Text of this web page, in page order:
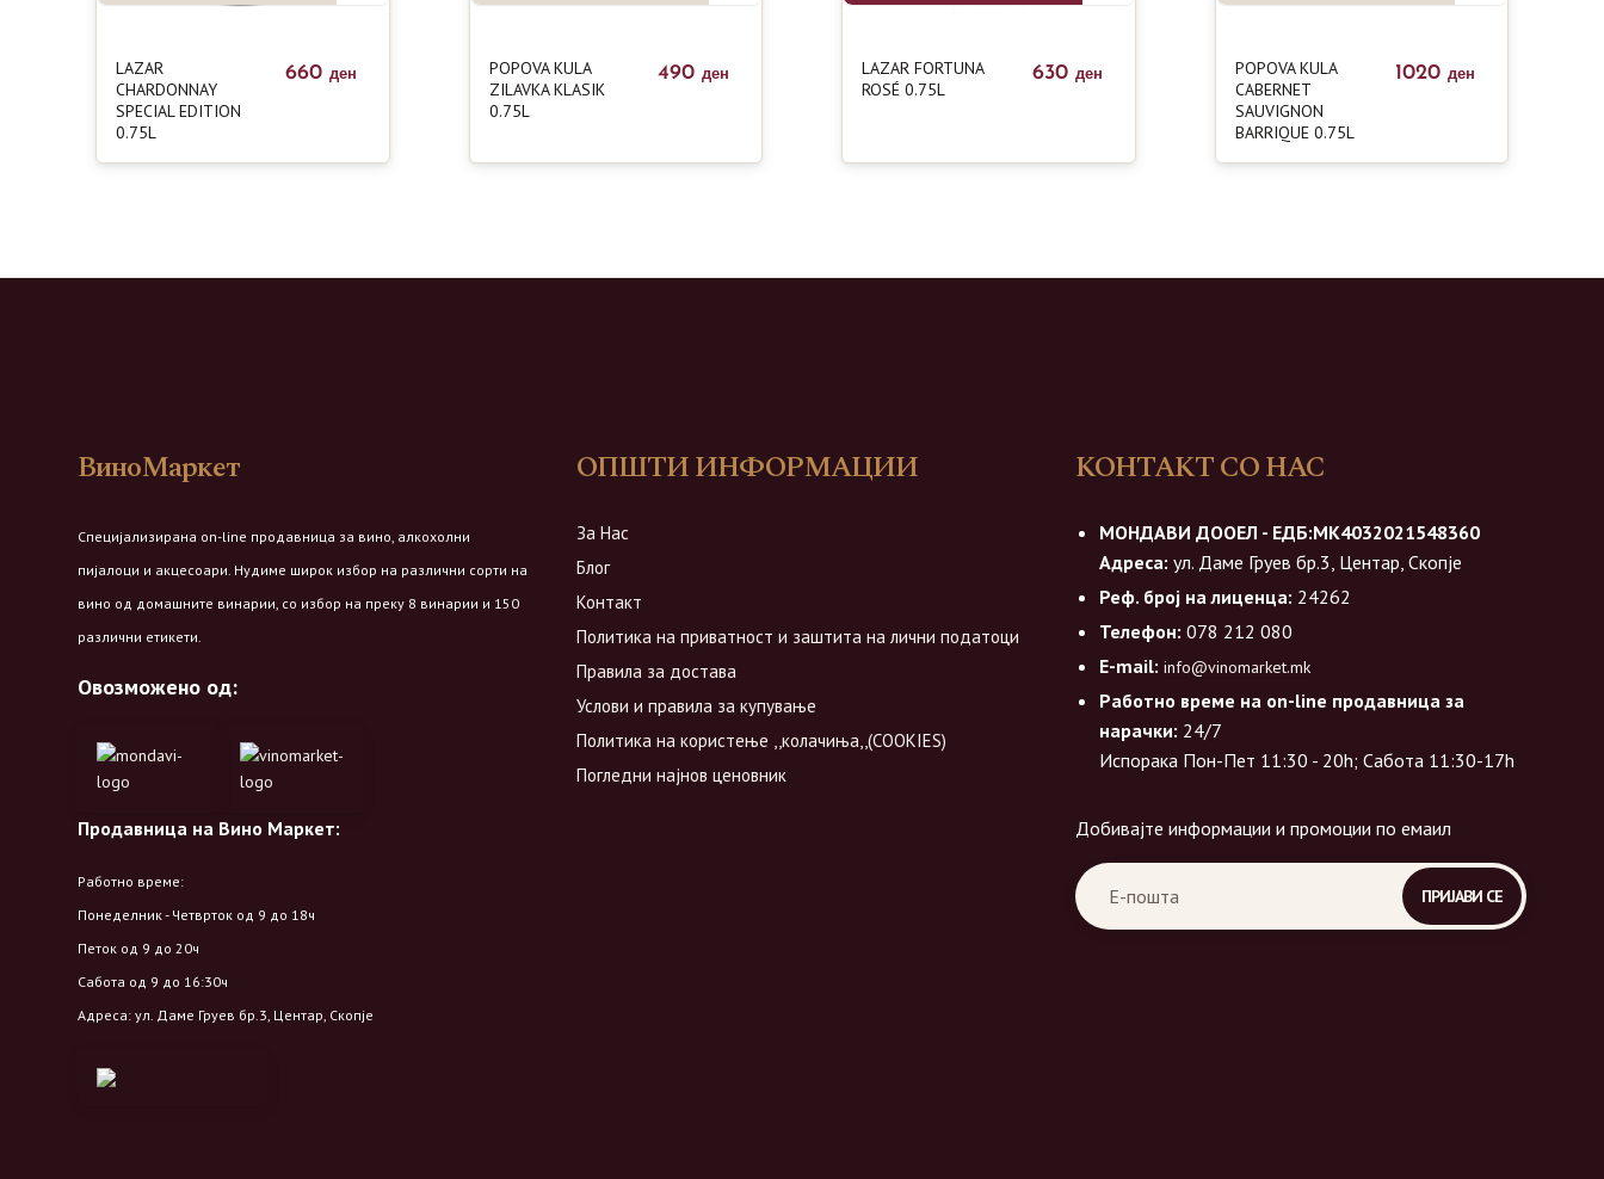
LAZAR
CHARDONNAY
SPECIAL EDITION
0.75L
660 ден
POPOVA KULA
ZILAVKA KLASIK
0.75L
490 ден
LAZAR FORTUNA
ROSÉ 0.75L
630 ден
POPOVA KULA
CABERNET
SAUVIGNON
BARRIQUE 0.75L
1020 ден
ВиноМаркет
Специјализирана on-line продавница за вино, алкохолни
пијалоци и акцесоари. Нудиме широк избор на различни сорти на
вино од домашните винарии, со избор на преку 8 винарии и 150
различни етикети.
Овозможено од:
Продавница на Вино Маркет:
Работно време:
Понеделник - Четврток од 9 до 18ч
Петок од 9 до 20ч
Сабота од 9 до 16:30ч
Адреса: ул. Даме Груев бр.3, Центар, Скопје
ОПШТИ ИНФОРМАЦИИ
За Нас
Блог
Контакт
Политика на приватност и заштита на лични податоци
Правила за достава
Услови и правила за купување
Политика на користење ,,колачиња,,(COOKIES)
Погледни најнов ценовник
КОНТАКТ СО НАС
МОНДАВИ ДООЕЛ - ЕДБ:МК4032021548360
Адреса: ул. Даме Груев бр.3, Центар, Скопје
Реф. број на лиценца: 24262
Телефон: 078 212 080
E-mail: info@vinomarket.mk
Работно време на on-line продавница за
нарачки: 24/7
Испорака Пон-Пет 11:30 - 20h; Сабота 11:30-17h
Добивајте информации и промоции по емаил